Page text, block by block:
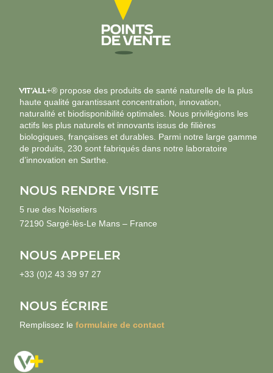
VIT’ALL+® propose des produits de santé naturelle de la plus
haute qualité garantissant concentration, innovation,
naturalité et biodisponibilité optimales. Nous privilégions les
actifs les plus naturels et innovants issus de filières
biologiques, françaises et durables. Parmi notre large gamme
de produits, 230 sont fabriqués dans notre laboratoire
d’innovation en Sarthe.
NOUS RENDRE VISITE
5 rue des Noisetiers
72190 Sargé-lès-Le Mans – France
NOUS APPELER
+33 (0)2 43 39 97 27
NOUS ÉCRIRE
Remplissez leformulaire de contact